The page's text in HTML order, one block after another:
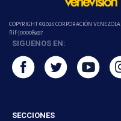
COPYRIGHT ©2026 CORPORACIÓN
Rif-j000089337
SIGUENOS EN:
SECCIONES